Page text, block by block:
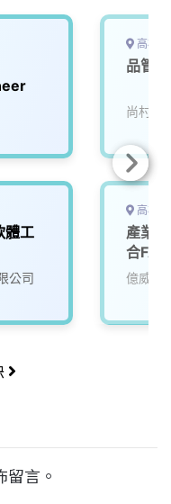
體工
公司
高雄
品管
尚村生
高雄
產業
合
億威電
言。